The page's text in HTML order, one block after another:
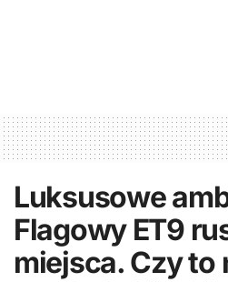
Luksusowe
Flagowy ET9
miejsca. Czy to